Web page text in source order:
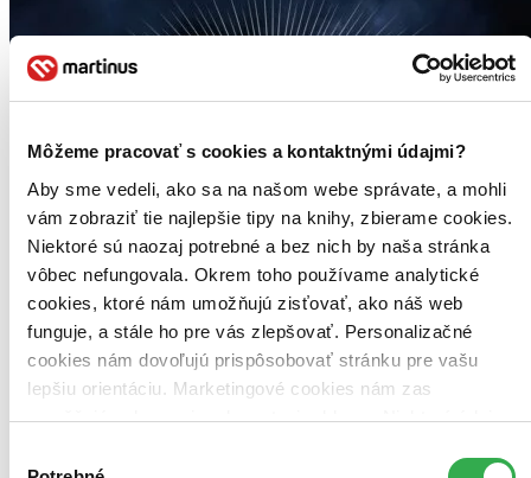
Môžeme pracovať s cookies a kontaktnými údajmi?
Aby sme vedeli, ako sa na našom webe správate, a mohli
vám zobraziť tie najlepšie tipy na knihy, zbierame cookies.
Niektoré sú naozaj potrebné a bez nich by naša stránka
vôbec nefungovala. Okrem toho používame analytické
cookies, ktoré nám umožňujú zisťovať, ako náš web
funguje, a stále ho pre vás zlepšovať. Personalizačné
cookies nám dovoľujú prispôsobovať stránku pre vašu
lepšiu orientáciu. Marketingové cookies nám zas
umožňujú zobrazenie relevantnej reklamy. Niektoré údaje
keby sme mohli používať všetky tieto cookies. Ďakujeme!